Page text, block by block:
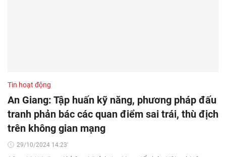
Tin hoạt động
An Giang: Tập huấn kỹ năng, phương pháp đấu
tranh phản bác các quan điểm sai trái, thù địch
trên không gian mạng
29/10/2024 14:23'